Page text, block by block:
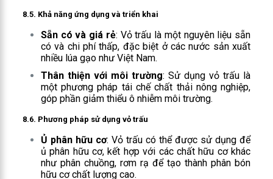
8.5. Khả năng ứng dụng và triển khai
Sẵn có và giá rẻ: Vỏ trấu là một nguyên liệu sẵn
có và chi phí thấp, đặc biệt ở các nước sản xuất
nhiều lúa gạo như Việt Nam.
Thân thiện với môi trường: Sử dụng vỏ trấu là
một phương pháp tái chế chất thải nông nghiệp,
góp phần giảm thiểu ô nhiễm môi trường.
8.6. Phương pháp sử dụng vỏ trấu
Ủ phân hữu cơ: Vỏ trấu có thể được sử dụng để
ủ phân hữu cơ, kết hợp với các chất hữu cơ khác
như phân chuồng, rơm rạ để tạo thành phân bón
hữu cơ chất lượng cao.